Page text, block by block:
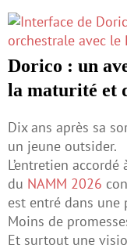
Dorico : un
la maturité et
Dix ans après sa
un jeune outsider.
L’entretien accordé
du NAMM 2026
est entré dans une
Moins de
Et surtout une